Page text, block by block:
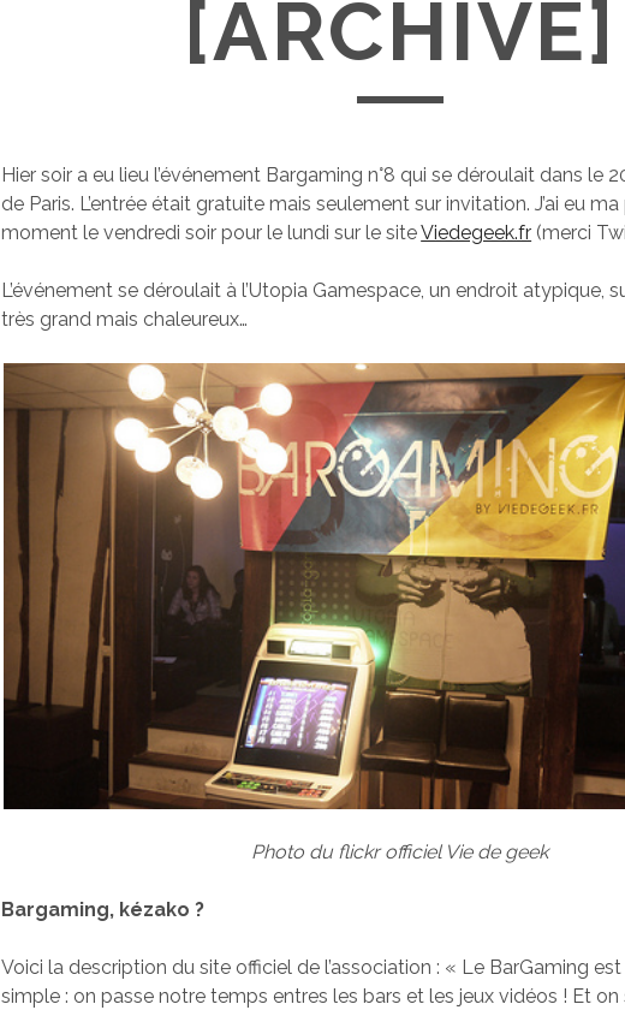
[ARCHIVE]
Hier soir a eu lieu l’événement Bargaming n°8 qui se déroulait dans le
de Paris. L’entrée était gratuite mais seulement sur invitation. J’ai eu
moment le vendredi soir pour le lundi sur le siteViedegeek.fr (merci
L’événement se déroulait à l’Utopia Gamespace, un endroit atypique,
très grand mais chaleureux…
Photo du flickr officiel Vie de geek
Bargaming, kézako ?
Voici la description du site officiel de l’association : « Le BarGaming est
simple : on passe notre temps entres les bars et les jeux vidéos ! Et on